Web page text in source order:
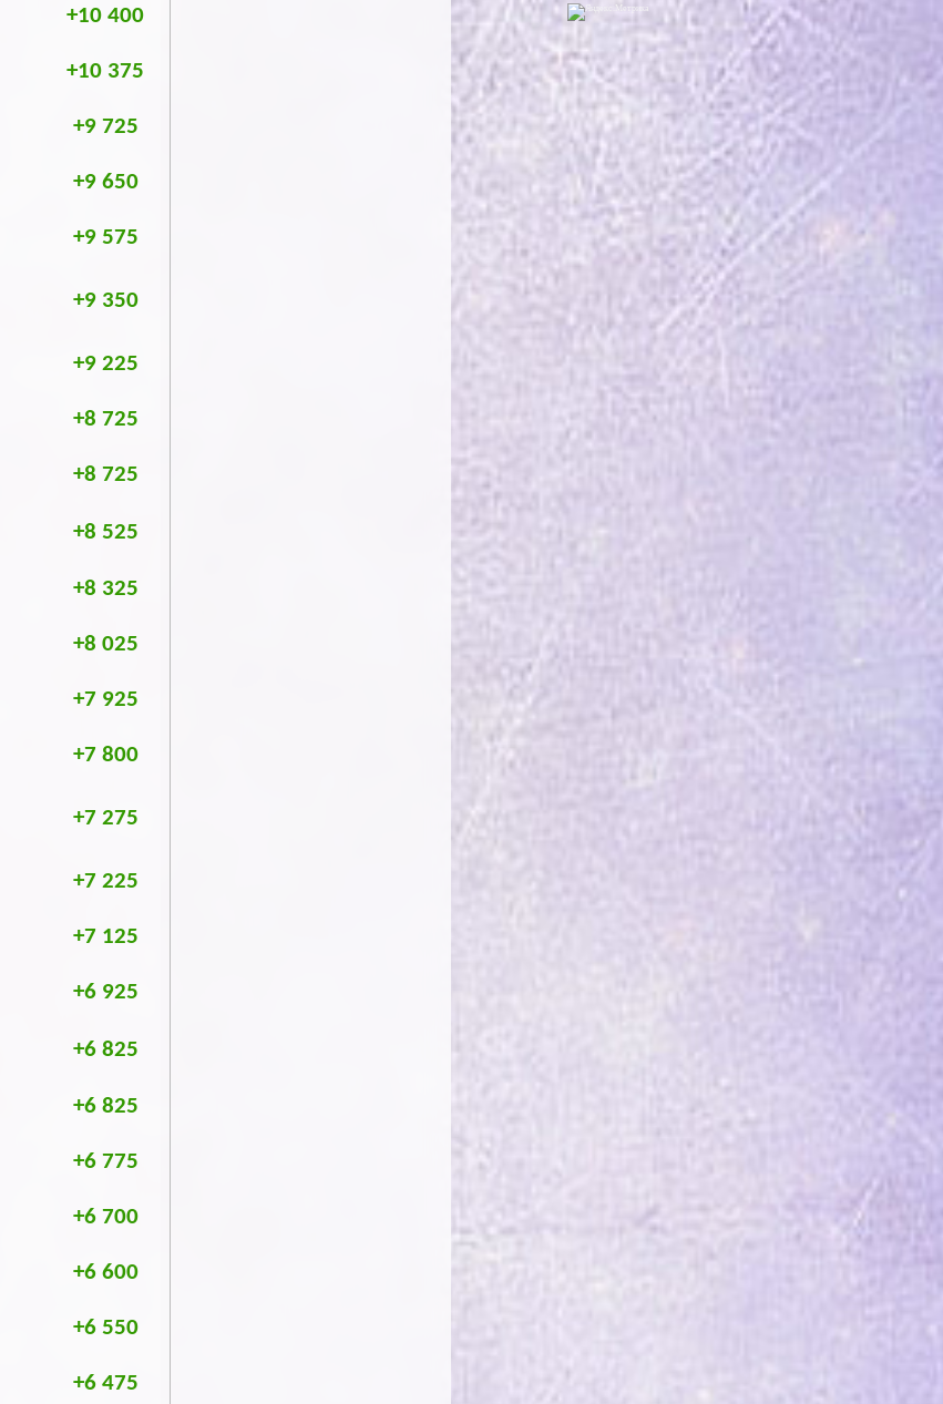
+10 400
+10 375
+9 725
+9 650
+9 575
+9 350
+9 225
+8 725
+8 725
+8 525
+8 325
+8 025
+7 925
+7 800
+7 275
+7 225
+7 125
+6 925
+6 825
+6 825
+6 775
+6 700
+6 600
+6 550
+6 475